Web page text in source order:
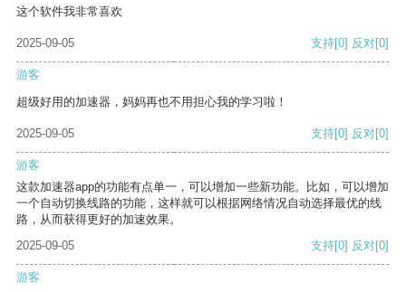
这个软件我非常喜欢
2025-09-05 支持[0] 反对[0]
游客
超级好用的加速器，妈妈再也不用担心我的学习啦！
2025-09-05 支持[0] 反对[0]
游客
这款加速器app的功能有点单一，可以增加一些新功能。比如，可以增加
一个自动切换线路的功能，这样就可以根据网络情况自动选择最优的线
路，从而获得更好的加速效果。
2025-09-05
支持[0] 反对[0]
游客